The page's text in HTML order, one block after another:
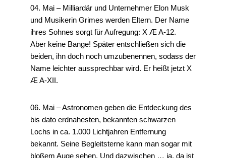
04. Mai – Milliardär und Unternehmer Elon Musk
und Musikerin Grimes werden Eltern. Der Name
ihres Sohnes sorgt für Aufregung: X Æ A-12.
Aber keine Bange! Später entschließen sich die
beiden, ihn doch noch umzubenennen, sodass der
Name leichter aussprechbar wird. Er heißt jetzt X
Æ A-XII.
06. Mai – Astronomen geben die Entdeckung des
bis dato erdnahesten, bekannten schwarzen
Lochs in ca. 1.000 Lichtjahren Entfernung
bekannt. Seine Begleitsterne kann man sogar mit
bloßem Auge sehen. Und dazwischen … ja, da ist